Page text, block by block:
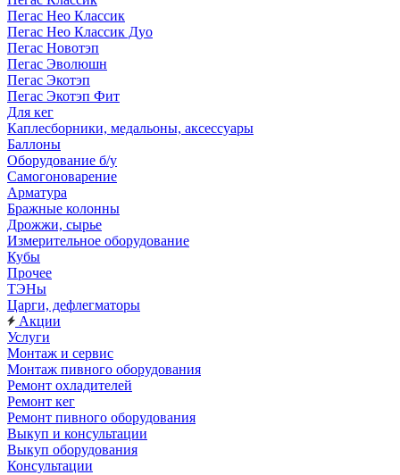
Пегас Нео Классик
Пегас Нео Классик Дуо
Пегас Новотэп
Пегас Эволюшн
Пегас Экотэп
Пегас Экотэп Фит
Для кег
Каплесборники, медальоны, аксессуары
Баллоны
Оборудование б/у
Самогоноварение
Арматура
Бражные колонны
Дрожжи, сырье
Измерительное оборудование
Кубы
Прочее
ТЭНы
Царги, дефлегматоры
Акции
Услуги
Монтаж и сервис
Монтаж пивного оборудования
Ремонт охладителей
Ремонт кег
Ремонт пивного оборудования
Выкуп и консультации
Выкуп оборудования
Консультации